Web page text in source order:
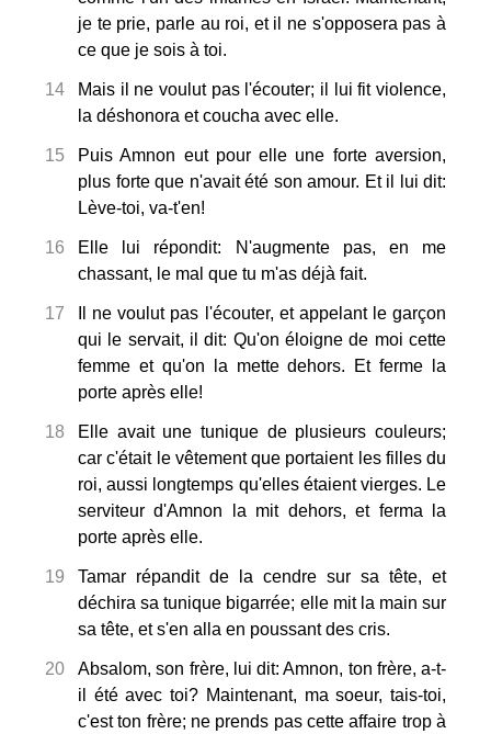
je te prie, parle au roi, et il ne s'opposera pas à
ce que je sois à toi.
14
Mais il ne voulut pas l'écouter; il lui fit violence,
la déshonora et coucha avec elle.
15
Puis Amnon eut pour elle une forte aversion,
plus forte que n'avait été son amour. Et il lui dit:
Lève-toi, va-t'en!
16
Elle lui répondit: N'augmente pas, en me
chassant, le mal que tu m'as déjà fait.
17
Il ne voulut pas l'écouter, et appelant le garçon
qui le servait, il dit: Qu'on éloigne de moi cette
femme et qu'on la mette dehors. Et ferme la
porte après elle!
18
Elle avait une tunique de plusieurs couleurs;
car c'était le vêtement que portaient les filles du
roi, aussi longtemps qu'elles étaient vierges. Le
serviteur d'Amnon la mit dehors, et ferma la
porte après elle.
19
Tamar répandit de la cendre sur sa tête, et
déchira sa tunique bigarrée; elle mit la main sur
sa tête, et s'en alla en poussant des cris.
20
Absalom, son frère, lui dit: Amnon, ton frère, a-t-
il été avec toi? Maintenant, ma soeur, tais-toi,
c'est ton frère; ne prends pas cette affaire trop à